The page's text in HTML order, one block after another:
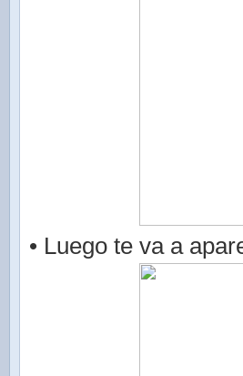
• Luego te va a